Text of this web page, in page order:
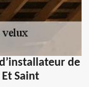
de
Saint